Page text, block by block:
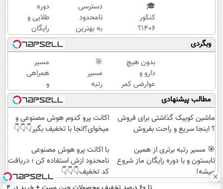
🎓
کنکور
۱۴۰6؟
ماز
تابستون
و تو یک
هفتع
جمع
میکنه
🏆
دسترسی
نامحدود
به بهترین
آموزش‌ها
تا روز
کنکور
دوره
طلایی و
رایگان
برای
رتبه
برترهای
کنکور
وبگردی
بدون هیچ
دارو و
عوارضی کمر
دردت رو
درمان کن!
(پرسش‌نامه)
🎯
مسیر
رتبه
برتری از
همین
تابستون
و با دوره
ماز
شروع
میشه!
مسیر
همراهی
و
گزارش
عملکرد
گروه
اسنپ
۱۴۰۴
مطالب پیشنهادی
ماشین کوییک گذاشتی برای فروش
؟ اینجا سریع و راحت بفروش
اکانت پرو کدوم هوش مصنوعی و
میخوای؟انجا با تخفیف بگیر👇👇👇
🎯 مسیر رتبه برتری از همین
تابستون و با دوره رایگان ماز شروع
میشه!
با اکانت پرو هوش مصنوعی
نامحدود ازش استفاده کن ؛ دریافت
کد تخفیف👇👇👇